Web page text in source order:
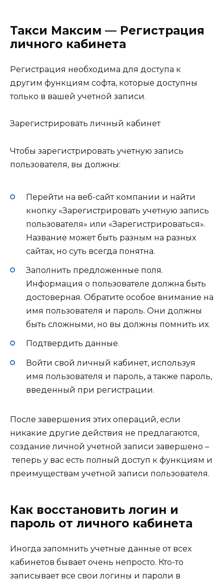
Такси Максим — Регистрация
личного кабинета
Регистрация необходима для доступа к
другим функциям софта, которые доступны
только в вашей учетной записи.
Зарегистрировать личный кабинет
Чтобы зарегистрировать учетную запись
пользователя, вы должны:
Перейти на веб-сайт компании и найти
кнопку «Зарегистрировать учетную запись
пользователя» или «Зарегистрироваться».
Название может быть разным на разных
сайтах, но суть всегда понятна.
Заполнить предложенные поля.
Информация о пользователе должна быть
достоверная. Обратите особое внимание на
имя пользователя и пароль. Они должны
быть сложными, но вы должны помнить их.
Подтвердить данные.
Войти свой личный кабинет, используя
имя пользователя и пароль, а также пароль,
введенный при регистрации.
После завершения этих операций, если
никакие другие действия не предлагаются,
создание личной учетной записи завершено –
теперь у вас есть полный доступ к функциям и
преимуществам учетной записи пользователя.
Как восстановить логин и
пароль от личного кабинета
Иногда запомнить учетные данные от всех
кабинетов бывает очень непросто. Кто-то
записывает все свои логины и пароли в